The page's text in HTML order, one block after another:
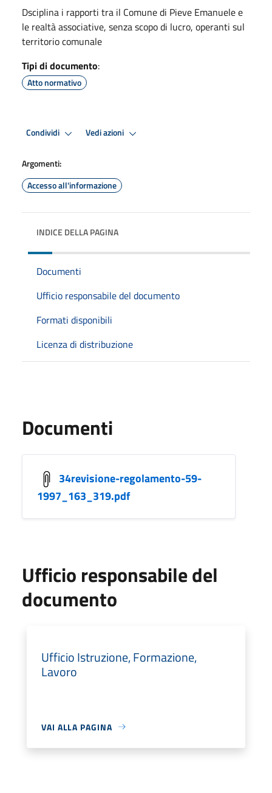
Dsciplina i rapporti tra il Comune di Pieve Emanuele e
le realtà associative, senza scopo di lucro, operanti sul
territorio comunale
Tipi di documento:
Atto normativo
Condividi Vedi azioni
Argomenti:
Accesso all'informazione
INDICE DELLA PAGINA
Documenti
Ufficio responsabile del documento
Formati disponibili
Licenza di distribuzione
Documenti
34revisione-regolamento-59-
1997_163_319.pdf
Ufficio responsabile del
documento
Ufficio Istruzione, Formazione,
Lavoro
VAI ALLA PAGINA